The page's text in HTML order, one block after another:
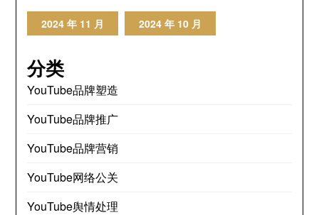
2024 年 11 月 2024 年 10 月
分类
YouTube品牌塑造
YouTube品牌推广
YouTube品牌营销
YouTube网络公关
YouTube舆情处理